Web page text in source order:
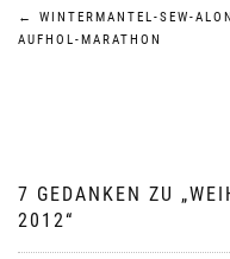
←
WINTERMANTEL-SEW-
AUFHOL-MARATHON
7 GEDANKEN ZU „
2012“